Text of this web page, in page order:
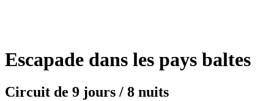
Escapade dans les pays baltes
Circuit de 9 jours / 8 nuits